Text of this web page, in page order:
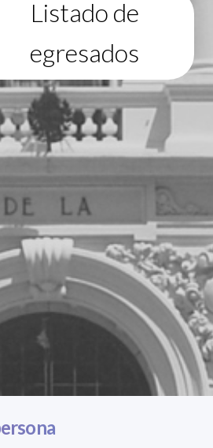
Listado de
egresados